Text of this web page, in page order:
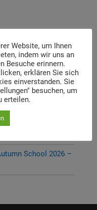
„Die Muna
Erinnerung“
diesjährige
der digitalen
School 2026 –
Website, um Ihnen
indem wir uns an
Besuche erinnern.
erklären Sie sich
einverstanden. Sie
besuchen, um
erteilen.